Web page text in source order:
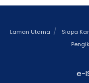
Laman Utama Siapa
e-